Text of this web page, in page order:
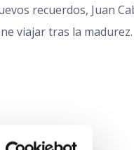
recuerdos, Juan
viajar tras la madurez.